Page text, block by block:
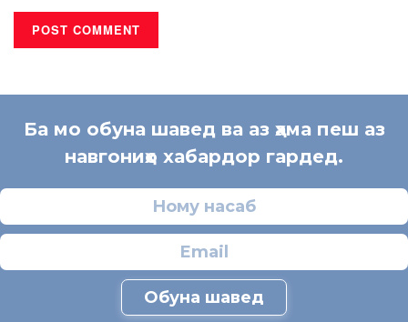
Ба мо обуна шавед ва аз ҳама пеш аз
навгониҳо хабардор гардед.
Обуна шавед